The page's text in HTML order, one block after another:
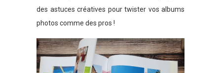
des astuces créatives pour twister vos albums
photos comme des pros !